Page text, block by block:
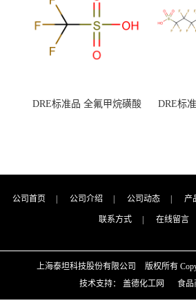
DRE标准品 全氟甲烷磺酸
DRE标
公司首页 公司介绍 公司动态 产
联系方式 在线留言
上海泰坦科技股份有限公司 版权所有
技术支持： 盖德化工网 食品